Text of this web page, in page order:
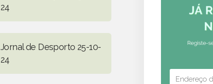
24
Jornal de Desporto 25-10-
24